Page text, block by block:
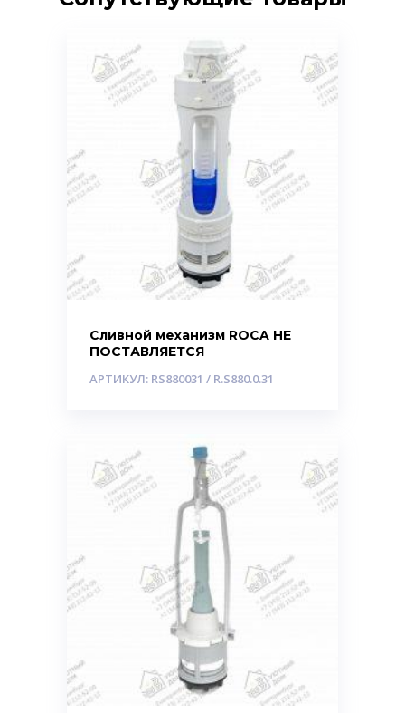
Сливной механизм ROCA НЕ
ПОСТАВЛЯЕТСЯ
АРТИКУЛ: RS880031 / R.S880.0.31